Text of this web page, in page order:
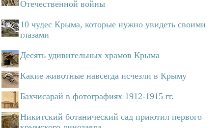
Отечественной войны
10 чудес Крыма, которые нужно увидеть своими
глазами
Десять удивительных храмов Крыма
Какие животные навсегда исчезли в Крыму
Бахчисарай в фотографиях 1912-1915 гг.
Никитский ботанический сад приютил первого